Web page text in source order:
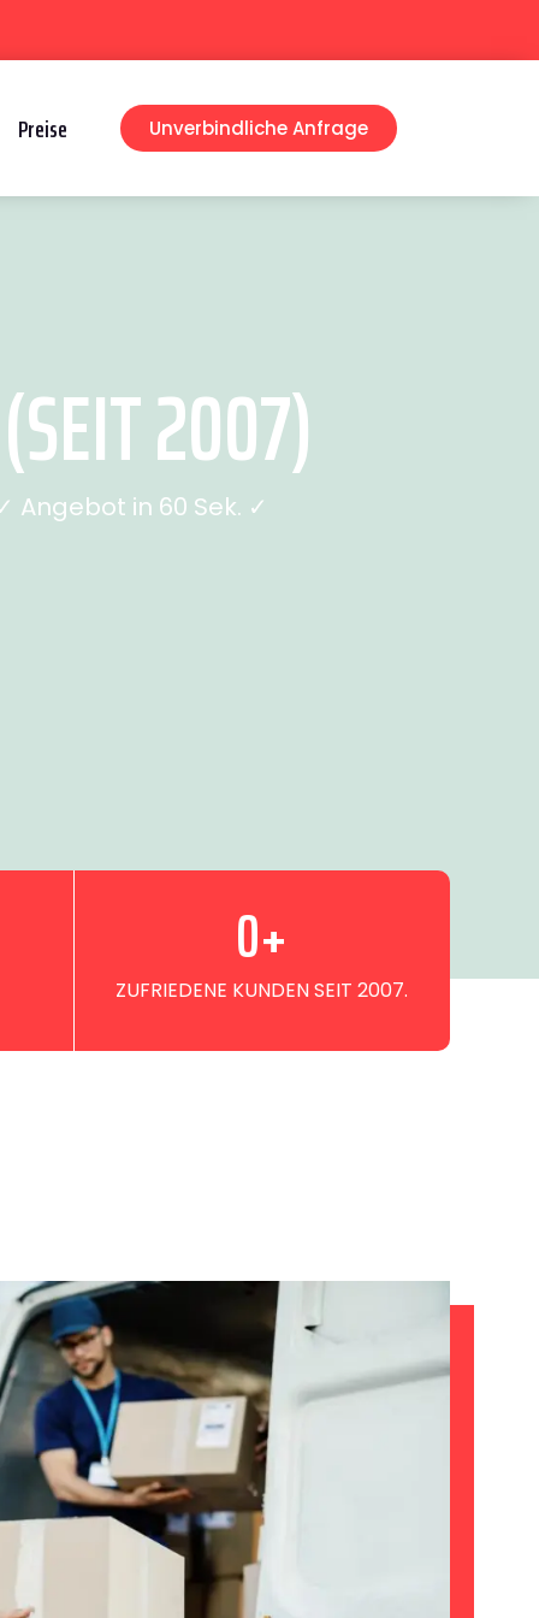
Preise Unverbindliche Anfrage
2007)
Angebot in 60 Sek. ✓
ZUFRIEDENE KUNDEN SEIT 2007.
0+